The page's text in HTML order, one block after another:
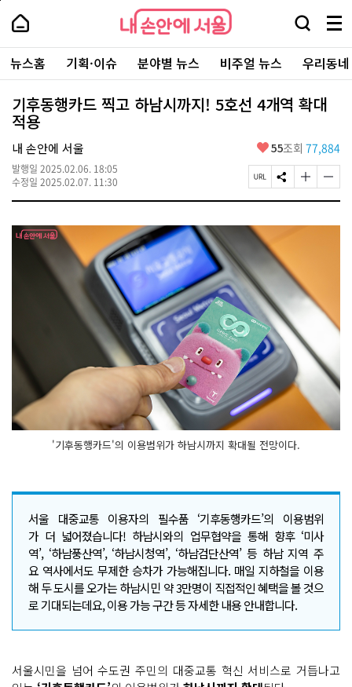
본
로
가
내
손
안
에
서
울
-
서
울
시
대
표
소
통
포
내
손
에
울
검
창
열
기
메
뉴
전
체
보
주
요
서
뉴스홈 기획·이슈 분야별 뉴스 비주얼 뉴스 우리동
기후동행카드 찍고 하남시까지! 5호선 4개역 확대
적용
내 손안에 서울
발행일 2025.02.06. 18:05
수정일 2025.02.07. 11:30
좋
요
55조회 77,884
페
이
U
R
L
복
사
S
N
공
기
글
자
기
하
기
글
자
기
'기후동행카드'의 이용범위가 하남시까지 확대될 전망이다.
서울 대중교통 이용자의 필수품 ‘기후동행카드’의 이용범위
가 더 넓어졌습니다! 하남시와의 업무협약을 통해 향후 ‘미사
역’, ‘하남풍산역’, ‘하남시청역’, ‘하남검단산역’ 등 하남 지역 주
요 역사에서도 무제한 승차가 가능해집니다. 매일 지하철을 이용
해 두 도시를 오가는 하남시민 약 3만명이 직접적인 혜택을 볼 것으
로 기대되는데요, 이용 가능 구간 등 자세한 내용 안내합니다.
서울시민을 넘어 수도권 주민의 대중교통 혁신 서비스로 거듭나고
페
상
단
로